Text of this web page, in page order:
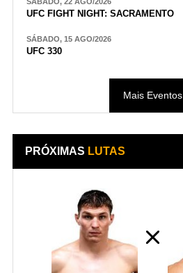
UFC FIGHT NIGHT: SACRAMENTO
SÁBADO, 15 AGO/2026
UFC 330
Mais Eventos
PRÓXIMAS LUTAS